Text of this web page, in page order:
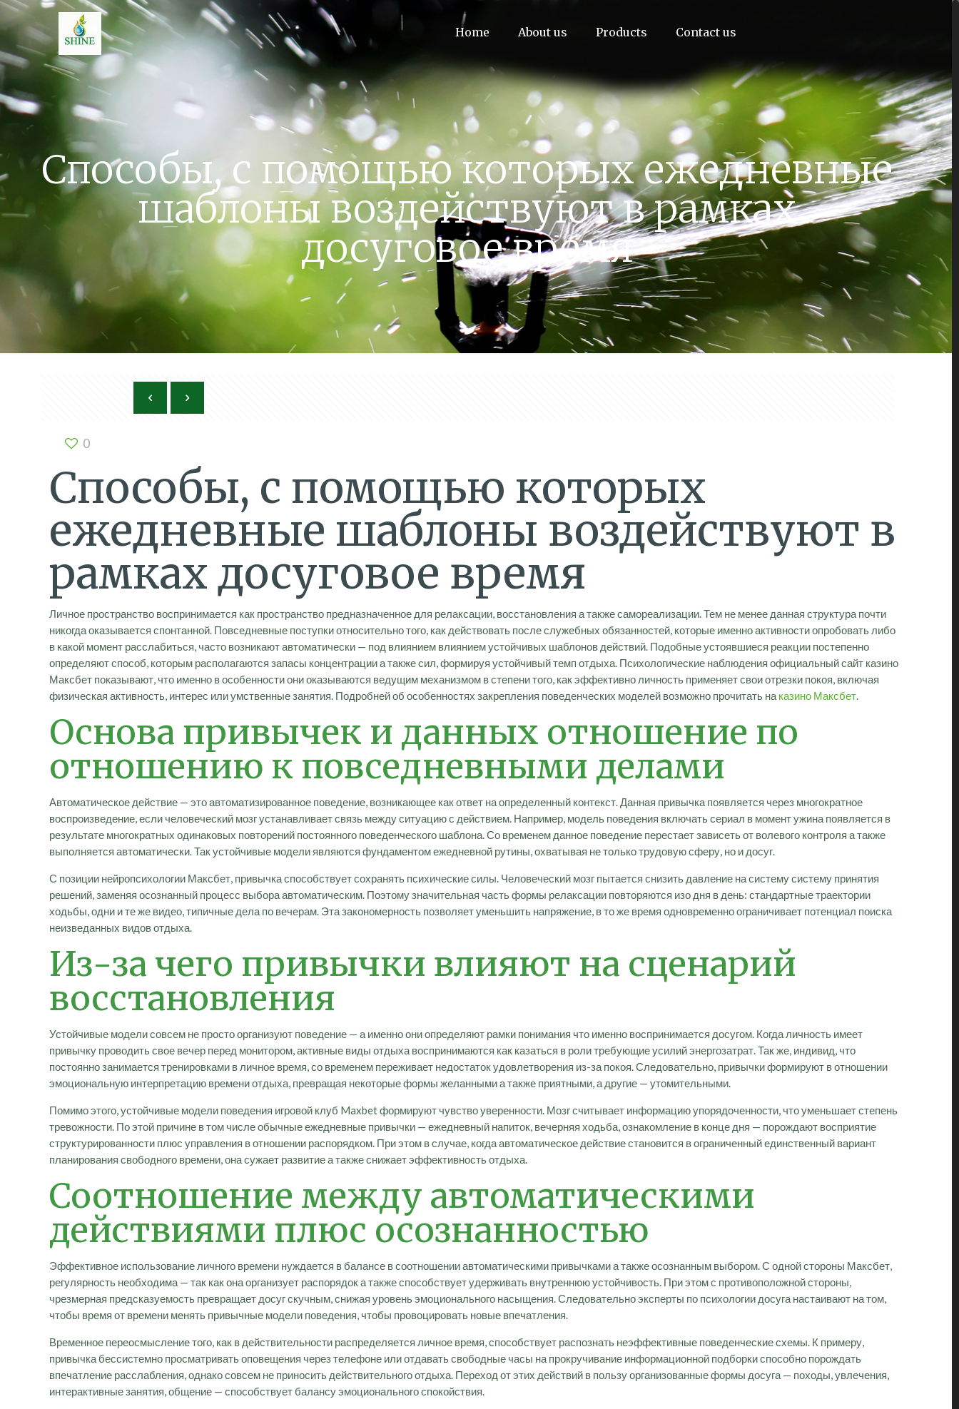
Home About us Products Contact us
Способы, с помощью которых ежедневные
шаблоны воздействуют в рамках
досуговое время
0
Способы, с помощью которых
ежедневные шаблоны воздействуют в
рамках досуговое время
Личное пространство воспринимается как пространство предназначенное для релаксации, восстановления а также самореализации. Тем не менее данная структура почти
никогда оказывается спонтанной. Повседневные поступки относительно того, как действовать после служебных обязанностей, которые именно активности опробовать либо
в какой момент расслабиться, часто возникают автоматически — под влиянием влиянием устойчивых шаблонов действий. Подобные устоявшиеся реакции постепенно
определяют способ, которым располагаются запасы концентрации а также сил, формируя устойчивый темп отдыха. Психологические наблюдения официальный сайт казино
Максбет показывают, что именно в особенности они оказываются ведущим механизмом в степени того, как эффективно личность применяет свои отрезки покоя, включая
физическая активность, интерес или умственные занятия. Подробней об особенностях закрепления поведенческих моделей возможно прочитать на казино Максбет.
Основа привычек и данных отношение по
отношению к повседневными делами
Автоматическое действие — это автоматизированное поведение, возникающее как ответ на определенный контекст. Данная привычка появляется через многократное
воспроизведение, если человеческий мозг устанавливает связь между ситуацию с действием. Например, модель поведения включать сериал в момент ужина появляется в
результате многократных одинаковых повторений постоянного поведенческого шаблона. Со временем данное поведение перестает зависеть от волевого контроля а также
выполняется автоматически. Так устойчивые модели являются фундаментом ежедневной рутины, охватывая не только трудовую сферу, но и досуг.
С позиции нейропсихологии Максбет, привычка способствует сохранять психические силы. Человеческий мозг пытается снизить давление на систему систему принятия
решений, заменяя осознанный процесс выбора автоматическим. Поэтому значительная часть формы релаксации повторяются изо дня в день: стандартные траектории
ходьбы, одни и те же видео, типичные дела по вечерам. Эта закономерность позволяет уменьшить напряжение, в то же время одновременно ограничивает потенциал поиска
неизведанных видов отдыха.
Из-за чего привычки влияют на сценарий
восстановления
Устойчивые модели совсем не просто организуют поведение — а именно они определяют рамки понимания что именно воспринимается досугом. Когда личность имеет
привычку проводить свое вечер перед монитором, активные виды отдыха воспринимаются как казаться в роли требующие усилий энергозатрат. Так же, индивид, что
постоянно занимается тренировками в личное время, со временем переживает недостаток удовлетворения из-за покоя. Следовательно, привычки формируют в отношении
эмоциональную интерпретацию времени отдыха, превращая некоторые формы желанными а также приятными, а другие — утомительными.
Помимо этого, устойчивые модели поведения игровой клуб Maxbet формируют чувство уверенности. Мозг считывает информацию упорядоченности, что уменьшает степень
тревожности. По этой причине в том числе обычные ежедневные привычки — ежедневный напиток, вечерняя ходьба, ознакомление в конце дня — порождают восприятие
структурированности плюс управления в отношении распорядком. При этом в случае, когда автоматическое действие становится в ограниченный единственный вариант
планирования свободного времени, она сужает развитие а также снижает эффективность отдыха.
Соотношение между автоматическими
действиями плюс осознанностью
Эффективное использование личного времени нуждается в балансе в соотношении автоматическими привычками а также осознанным выбором. С одной стороны Максбет,
регулярность необходима — так как она организует распорядок а также способствует удерживать внутреннюю устойчивость. При этом с противоположной стороны,
чрезмерная предсказуемость превращает досуг скучным, снижая уровень эмоционального насыщения. Следовательно эксперты по психологии досуга настаивают на том,
чтобы время от времени менять привычные модели поведения, чтобы провоцировать новые впечатления.
Временное переосмысление того, как в действительности распределяется личное время, способствует распознать неэффективные поведенческие схемы. К примеру,
привычка бессистемно просматривать оповещения через телефоне или отдавать свободные часы на прокручивание информационной подборки способно порождать
впечатление расслабления, однако совсем не приносить действительного отдыха. Переход от этих действий в пользу организованные формы досуга — походы, увлечения,
интерактивные занятия, общение — способствует балансу эмоционального спокойствия.